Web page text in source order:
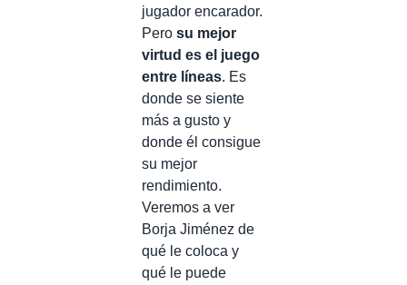
jugador encarador.
Pero su mejor
virtud es el juego
entre líneas. Es
donde se siente
más a gusto y
donde él consigue
su mejor
rendimiento.
Veremos a ver
Borja Jiménez de
qué le coloca y
qué le puede